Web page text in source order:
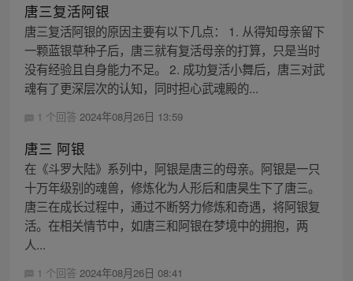
唐三复活阿银
唐三复活阿银的原因主要有以下几点： 1. 从得知母亲留下
一颗蓝银草种子后，唐三就有复活母亲的打算，只是当时
没有经验且自身能力不足。 2. 成功复活小舞后，唐三对武
魂有了更深层次的认知，同时担心武魂殿的...
1 个回答 2024年08月26日 13:59
唐三 阿银
在《斗罗大陆》系列中，阿银是唐三的母亲。阿银是一只
十万年级别的魂兽，修炼化为人形后和唐昊生下了唐三。
唐三在成长过程中，通过不断努力修炼和奇遇，将阿银复
活。在相关情节中，如唐三和阿银在梦境中的拥抱，两
人...
1 个回答 2024年08月26日 08:41